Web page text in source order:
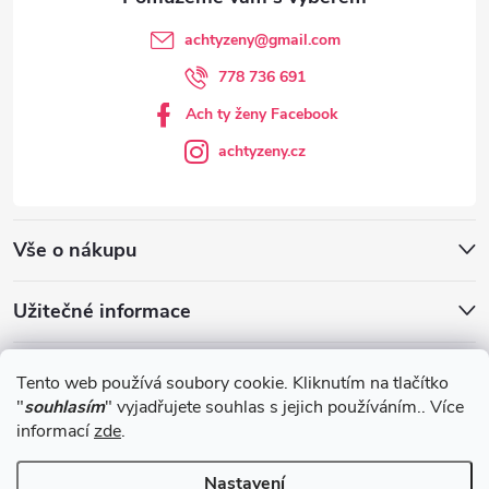
Tento web používá soubory cookie. Kliknutím na tlačítko
"souhlasím" vyjadřujete souhlas s jejich používáním.. Více
informacízde.
Nastavení
Vše o nákupu
Užitečné informace
achtyzeny@gmail.com
778 736 691
Ach ty ženy Facebook
achtyzeny.cz
Blog